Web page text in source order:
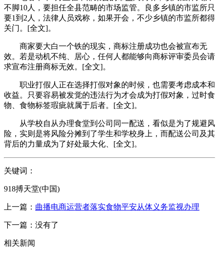
不脚10人，要担任全县范畴的市场监管。良多乡镇的市监所只
要1到2人，法律人员戏称，如果开会，不少乡镇的市监所都得
关门。[全文]。
商家要大白一个铁的现实，商标注册成功也会被宣布无
效。若是动机不纯、居心，任何人都能够向商标评审委员会请
求宣布注册商标无效。[全文]。
职业打假人正在选择打假对象的时候，也需要考虑成本和
收益。只要容易被发觉的违法行为才会成为打假对象，过时食
物、食物标签瑕疵就属于后者。[全文]。
从学校自从办理食堂到公司同一配送，看似是为了规避风
险，实则是将风险分摊到了学生和学校身上，而配送公司及其
背后的力量成为了好处最大化、[全文]。
关键词：
918搏天堂(中国)
上一篇： 曲播电商运营者落实食物平安从体义务监视办理
下一篇：没有了
相关新闻